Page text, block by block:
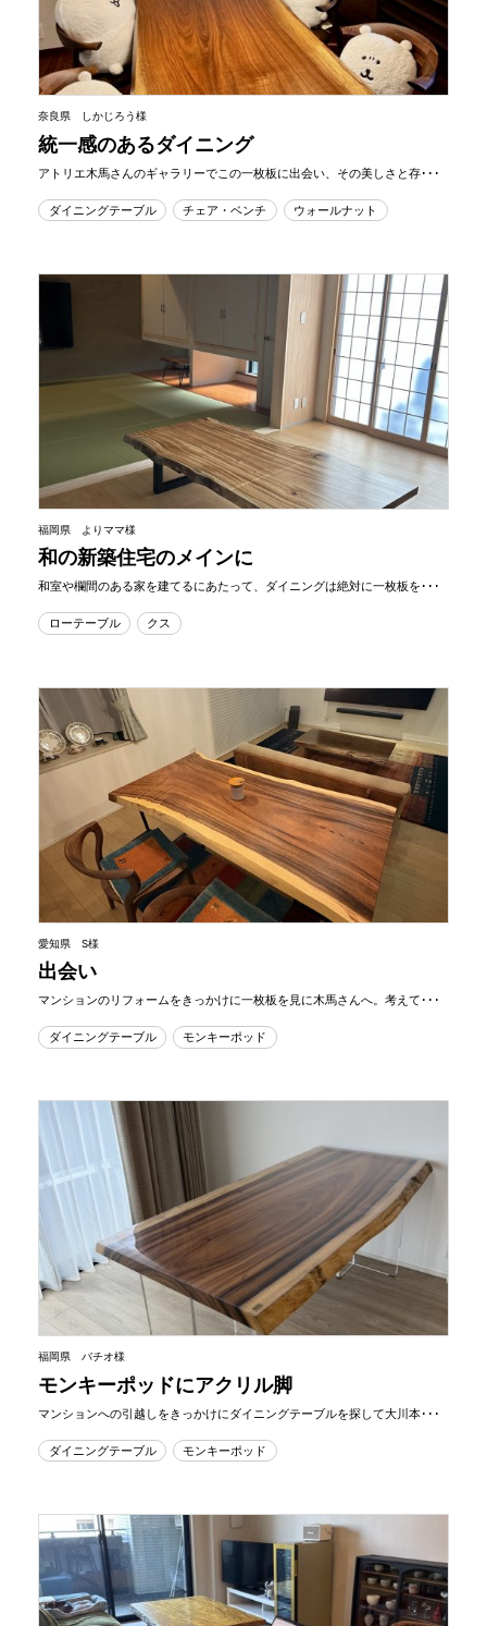
奈良県 しかじろう様
統一感のあるダイニング
アトリエ木馬さんのギャラリーでこの一枚板に出会い、その美しさと存･･･
ダイニングテーブル チェア・ベンチ ウォールナット
福岡県 よりママ様
和の新築住宅のメインに
和室や欄間のある家を建てるにあたって、ダイニングは絶対に一枚板を･･･
ローテーブル クス
愛知県 S様
出会い
マンションのリフォームをきっかけに一枚板を見に木馬さんへ。考えて･･･
ダイニングテーブル モンキーポッド
福岡県 バチオ様
モンキーポッドにアクリル脚
マンションへの引越しをきっかけにダイニングテーブルを探して大川本･･･
ダイニングテーブル モンキーポッド